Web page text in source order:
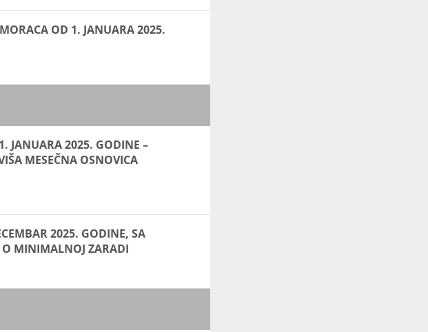
OD 1. JANUARA 2025.
JANUARA 2025. GODINE –
MESEČNA OSNOVICA
2025. GODINE, SA
MINIMALNOJ ZARADI